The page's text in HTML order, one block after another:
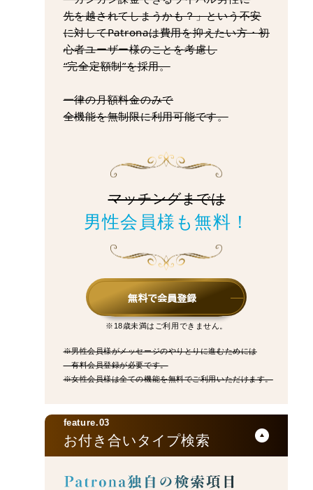
お付き合いタイプ検索
feature.03
※男性会員様がメッセージのやりとりに進むためには
有料会員登録が必要です。
※女性会員様は全ての機能を無料でご利用いただけます。
先を越されてしまうかも？」という不安
に対してPatronaは費用を抑えたい方・初
心者ユーザー様のことを考慮し
“完全定額制”を採用。
一律の月額料金のみで
全機能を無制限に利用可能です。
マッチングまでは
男性会員様も無料！
無料で会員登録
※18歳未満はご利用できません。